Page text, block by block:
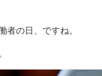
者の日、ですね。